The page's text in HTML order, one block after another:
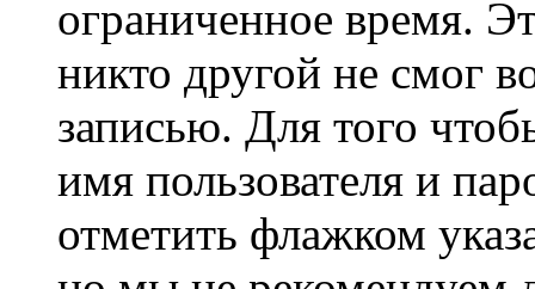
ограниченное время.
никто другой не смог
записью. Для того
имя пользователя и
отметить флажком